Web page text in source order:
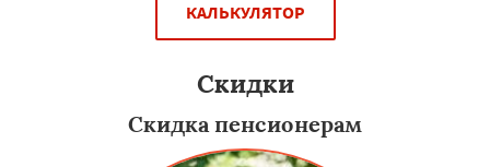
КАЛЬКУЛЯТОР
Скидки
Скидка пенсионерам